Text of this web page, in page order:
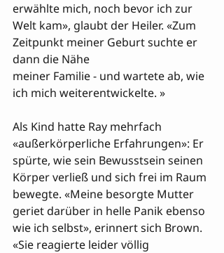
erwählte mich, noch bevor ich zur
Welt kam», glaubt der Heiler. «Zum
Zeitpunkt meiner Geburt suchte er
dann die Nähe
meiner Familie - und wartete ab, wie
ich mich weiterentwickelte. »
Als Kind hatte Ray mehrfach
«außerkörperliche Erfahrungen»: Er
spürte, wie sein Bewusstsein seinen
Körper verließ und sich frei im Raum
bewegte. «Meine besorgte Mutter
geriet darüber in helle Panik ebenso
wie ich selbst», erinnert sich Brown.
«Sie reagierte leider völlig